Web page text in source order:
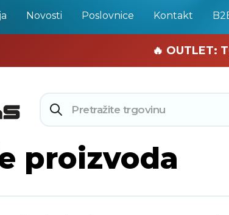
Novosti Poslovnice Kontakt
🏄
🔥 OUTLET:
proizvoda